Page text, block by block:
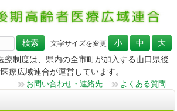
文字サイズを変更
療制度は、県内の全市町が加入する山口県後
療広域連合が運営しています。
お問い合わせ・連絡先 よくある質問